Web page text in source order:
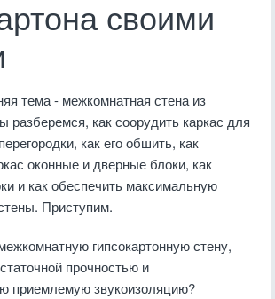
своими
тема - межкомнатная стена из
разберемся, как соорудить каркас для
как его обшить, как
оконные и дверные блоки, как
и как обеспечить максимальную
Приступим.
гипсокартонную стену,
прочностью и
приемлемую звукоизоляцию?